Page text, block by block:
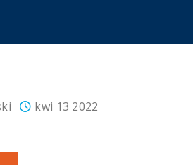
kwi 13 2022